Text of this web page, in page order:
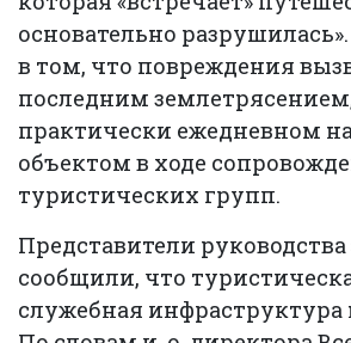
основательно
в том, что повреждения
последним
практически ежедневном
объектом в ходе
туристических групп.
Представители
сообщили, что
служебная инфраструктура